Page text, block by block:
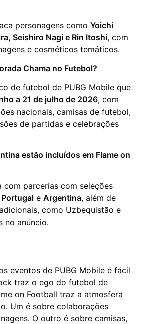
personagens como Yoichi
Seishiro Nagi e Rin Itoshi, com
e cosméticos temáticos.
Chama no Futebol?
de futebol de PUBG Mobile que
a 21 de julho de 2026, com
nacionais, camisas de futebol,
de partidas e celebrações
estão incluídos em Flame on
com parcerias com seleções
Portugal e Argentina, além de
como Uzbequistão e
no anúncio.
eventos de PUBG Mobile é fácil
traz o ego do futebol de
on Football traz a atmosfera
Um é sobre colaborações
O outro é sobre camisas,